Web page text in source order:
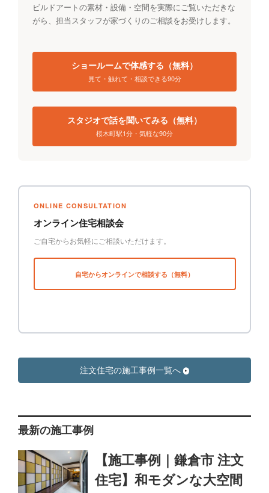
ビルドアートの素材・設備・空間を実際にご覧いただきな
がら、担当スタッフが家づくりのご相談をお受けします。
ショールームで体感する（無料）
見て・触れて・相談できる90分
スタジオで話を聞いてみる（無料）
桜木町駅1分・気軽な90分
ONLINE CONSULTATION
オンライン住宅相談会
ご自宅からお気軽にご相談いただけます。
自宅からオンラインで相談する（無料）
注文住宅の施工事例一覧へ
最新の施工事例
【施工事例｜鎌倉市 注文
住宅】和モダンな大空間